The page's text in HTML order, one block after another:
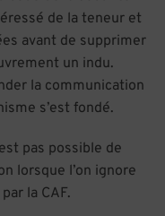
de la teneur et
avant de supprimer
un indu.
la communication
s’est fondé.
pas possible de
lorsque l’on ignore
la CAF.